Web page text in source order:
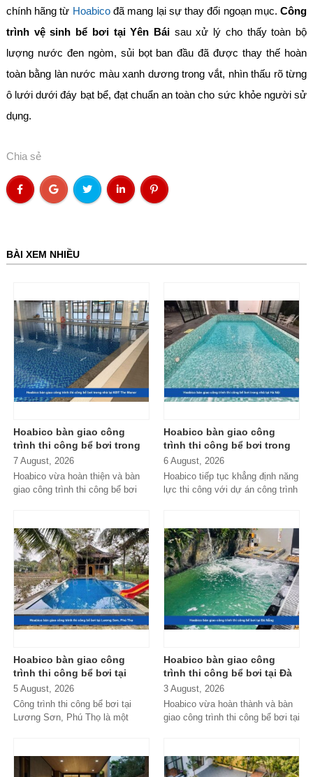
chính hãng từ Hoabicođã mang lại sự thay đổi ngoạn mục.Công
trình vệ sinh bể bơi tại Yên Bái sau xử lý cho thấy toàn bộ
lượng nước đen ngòm, sủi bọt ban đầu đã được thay thế hoàn
toàn bằng làn nước màu xanh dương trong vắt, nhìn thấu rõ từng
ô lưới dưới đáy bạt bể, đạt chuẩn an toàn cho sức khỏe người sử
dụng.
Chia sẻ
BÀI XEM NHIỀU
Hoabico bàn giao công
trình thi công bể bơi trong
nhà tại KĐT The Manor
7 August, 2026
Hoabico vừa hoàn thiện và bàn
giao công trình thi công bể bơi
Hoabico bàn giao công
trình thi công bể bơi trong
nhà tại Hà Nội
6 August, 2026
Hoabico tiếp tục khẳng định năng
lực thi công với dự án công trình
Hoabico bàn giao công
trình thi công bể bơi tại
Lương Sơn, Phú Thọ
5 August, 2026
Công trình thi công bể bơi tại
Lương Sơn, Phú Thọ là một
Hoabico bàn giao công
trình thi công bể bơi tại Đà
Nẵng
3 August, 2026
Hoabico vừa hoàn thành và bàn
giao công trình thi công bể bơi tại